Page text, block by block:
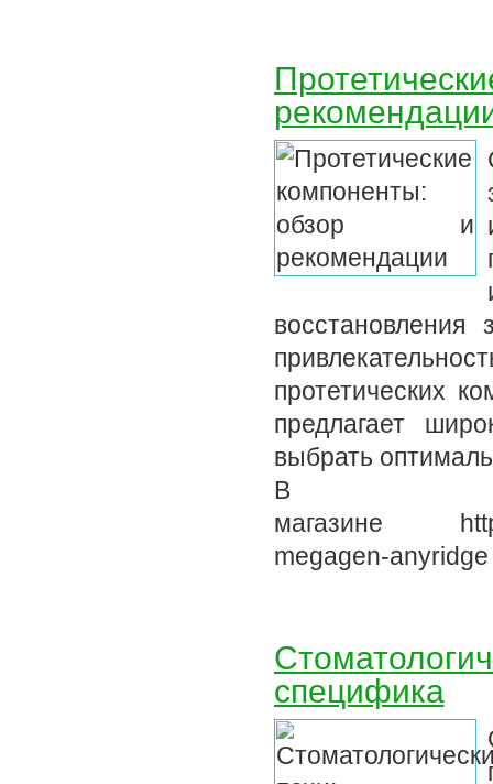
восстановления
протетических
предлагает
выбрать
В
магазине
megagen-
специфика